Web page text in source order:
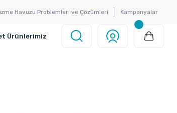
Havuzu Problemleri ve Çözümleri Kampanyalar
Ürünlerimiz